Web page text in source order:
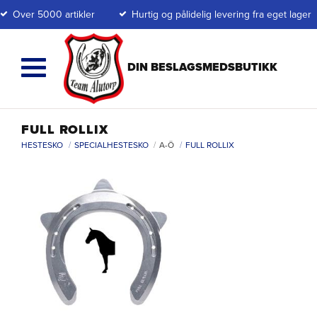
Over 5000 artikler Hurtig og pålidelig levering fra eget lager
FULL ROLLIX
HESTESKO SPECIALHESTESKO A-Ö FULL ROLLIX